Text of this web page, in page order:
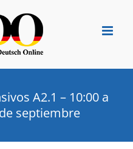
A2.1 – 10:00 a
septiembre